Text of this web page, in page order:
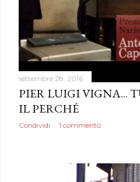
settembre 28, 2016
PIER LUIGI VIGNA...
IL PERCHÉ
Condividi 1 commento